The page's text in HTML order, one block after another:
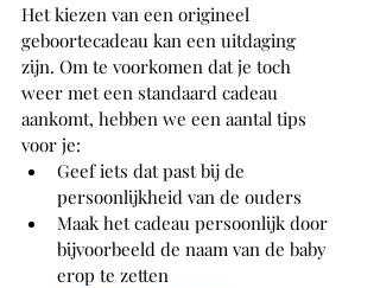
Het kiezen van een origineel
geboortecadeau kan een uitdaging
zijn. Om te voorkomen dat je toch
weer met een standaard cadeau
aankomt, hebben we een aantal tips
voor je:
Geef iets dat past bij de
persoonlijkheid van de ouders
Maak het cadeau persoonlijk door
bijvoorbeeld de naam van de baby
erop te zetten